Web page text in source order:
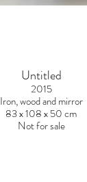
Untitled
2015
Iron, wood and mirror
83 x 108 x 50 cm
Not for sale